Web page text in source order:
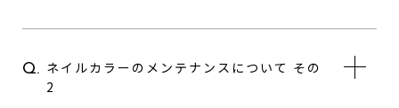
Q. ネイルカラーのメンテナンスについて その
2